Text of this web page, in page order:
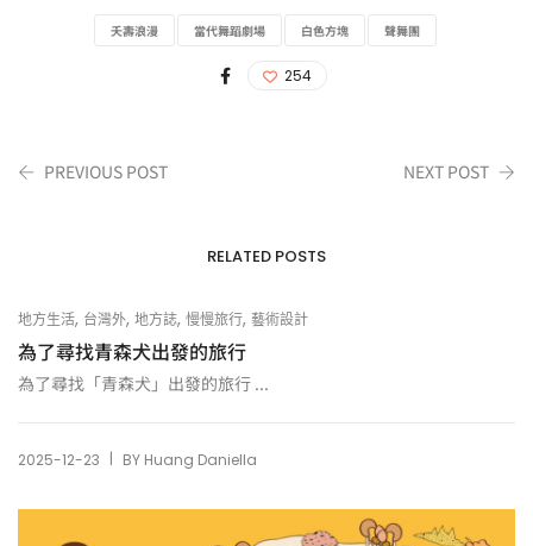
夭壽浪漫 當代舞蹈劇場 白色方塊 聲舞團
254
PREVIOUS POST NEXT POST
RELATED POSTS
地方生活, 台灣外, 地方誌, 慢慢旅行, 藝術設計
為了尋找青森犬出發的旅行
為了尋找「青森犬」出發的旅行 ...
2025-12-23 | BY Huang Daniella